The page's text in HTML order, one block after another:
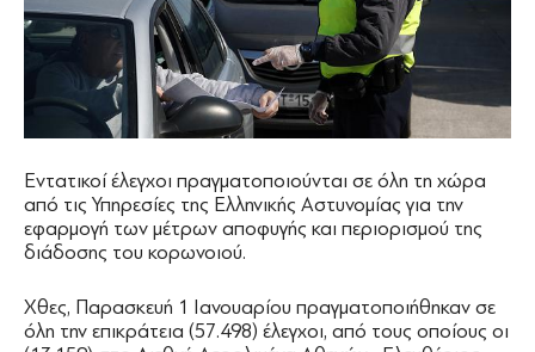
Εντατικοί έλεγχοι πραγματοποιούνται σε όλη τη χώρα
από τις Υπηρεσίες της Ελληνικής Αστυνομίας για την
εφαρμογή των μέτρων αποφυγής και περιορισμού της
διάδοσης του κορωνοιού.
Χθες, Παρασκευή 1 Ιανουαρίου πραγματοποιήθηκαν σε
όλη την επικράτεια (57.498) έλεγχοι, από τους οποίους οι